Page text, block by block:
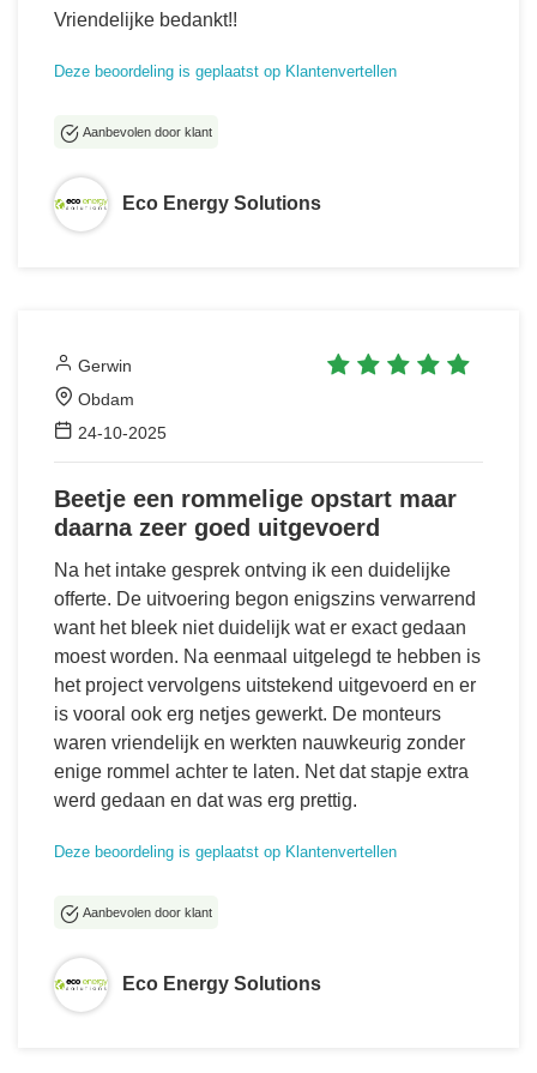
Vriendelijke bedankt!!
Deze beoordeling is geplaatst op Klantenvertellen
Eco Energy Solutions
Aanbevolen door klant
Gerwin
Obdam
24-10-2025
Beetje een rommelige opstart maar
daarna zeer goed uitgevoerd
Na het intake gesprek ontving ik een duidelijke
offerte. De uitvoering begon enigszins verwarrend
want het bleek niet duidelijk wat er exact gedaan
moest worden. Na eenmaal uitgelegd te hebben is
het project vervolgens uitstekend uitgevoerd en er
is vooral ook erg netjes gewerkt. De monteurs
waren vriendelijk en werkten nauwkeurig zonder
enige rommel achter te laten. Net dat stapje extra
werd gedaan en dat was erg prettig.
Deze beoordeling is geplaatst op Klantenvertellen
Eco Energy Solutions
Aanbevolen door klant